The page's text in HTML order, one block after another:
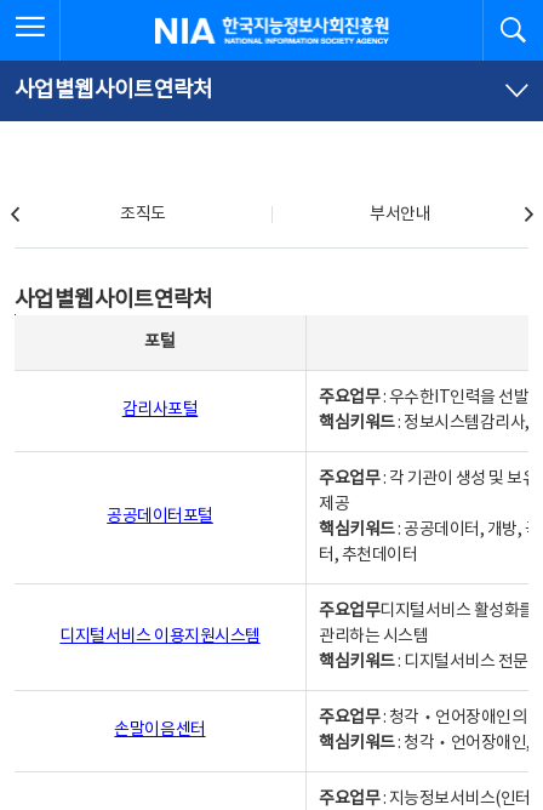
문
로
가
체
뉴
바
가
한국지능정보사회진흥원
사업별웹사이트연락처
조직도 부서안내
사업별웹사이트연락처
포털
감리사포털
주요업무: 우수한IT인력을 선발
핵심키워드: 정보시스템감리사,
공공데이터포털
주요업무: 각 기관이 생성 및 보
제공
핵심키워드: 공공데이터, 개방,
터, 추천데이터
디지털서비스 이용지원시스템
주요업무디지털서비스 활성화를
관리하는 시스템
핵심키워드: 디지털서비스 전문
손말이음센터
주요업무: 청각‧언어장애인의
핵심키워드: 청각‧언어장애인,
주요업무: 지능정보서비스(인터